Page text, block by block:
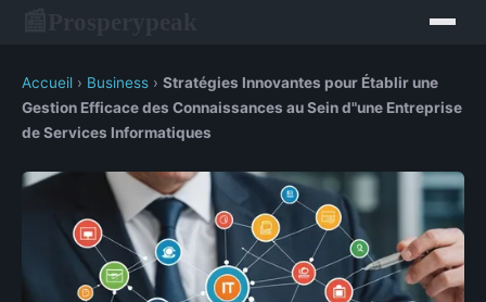
Accueil › Business › Stratégies Innovantes pour Établir une
Gestion Efficace des Connaissances au Sein d"une Entreprise
de Services Informatiques